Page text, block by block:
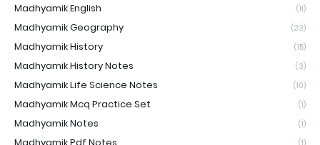
Madhyamik English (11)
Madhyamik Geography (23)
Madhyamik History (15)
Madhyamik History Notes (3)
Madhyamik Life Science Notes (10)
Madhyamik Mcq Practice Set (1)
Madhyamik Notes (1)
Madhyamik Pdf Notes (1)